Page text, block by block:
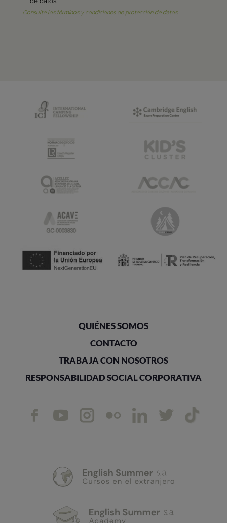
QUIÉNES SOMOS
CONTACTO
TRABAJA CON NOSOTROS
RESPONSABILIDAD SOCIAL CORPORATIVA